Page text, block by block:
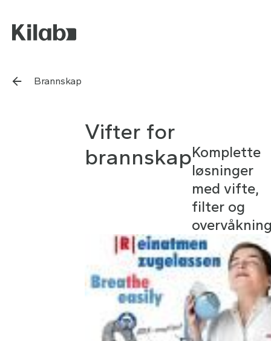
Brannskap
Vifter for
brannskapKomplette
løsninger
med vifte,
filter og